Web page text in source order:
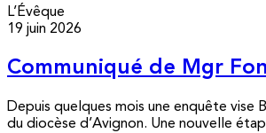
L’Évêque
19 juin 2026
Communiqué de Mgr
Depuis quelques mois une enquête vise
du diocèse d’Avignon. Une nouvelle